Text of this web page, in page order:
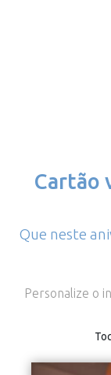
Cartão
Que neste
Personalize o